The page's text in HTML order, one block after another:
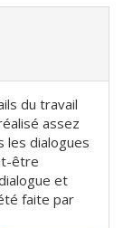
du travail
assez
les dialogues
être
et
faite par